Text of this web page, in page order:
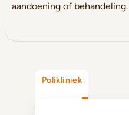
aandoening of behandeling.
Polikliniek